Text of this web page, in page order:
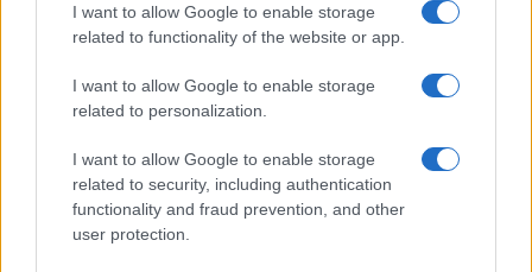
I want to allow Google to enable storage
related to functionality of the website or app.
I want to allow Google to enable storage
related to personalization.
I want to allow Google to enable storage
related to security, including authentication
functionality and fraud prevention, and other
user protection.
Malescomics 2026: eventi, ospiti e attività in Valle
Andrea Conforti · 5 Ago 2026